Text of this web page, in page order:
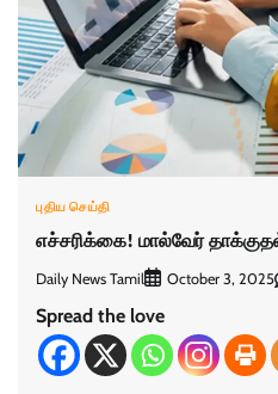
புதிய செய்தி
எச்சரிக்கை! மால்வேர்
Daily News Tamil October 3, 2025
Spread the love